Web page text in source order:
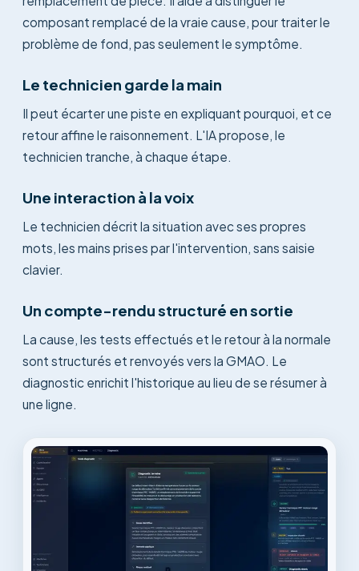
composant remplacé de la vraie cause, pour traiter le
problème de fond, pas seulement le symptôme.
Le technicien garde la main
Il peut écarter une piste en expliquant pourquoi, et ce
retour affine le raisonnement. L'IA propose, le
technicien tranche, à chaque étape.
Une interaction à la voix
Le technicien décrit la situation avec ses propres
mots, les mains prises par l'intervention, sans saisie
clavier.
Un compte-rendu structuré en sortie
La cause, les tests effectués et le retour à la normale
sont structurés et renvoyés vers la GMAO. Le
diagnostic enrichit l'historique au lieu de se résumer à
une ligne.